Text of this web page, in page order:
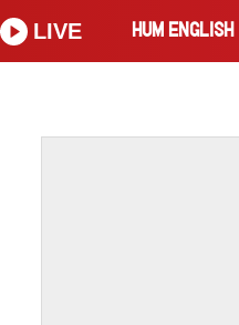
HUM ENGLISH
LIVE